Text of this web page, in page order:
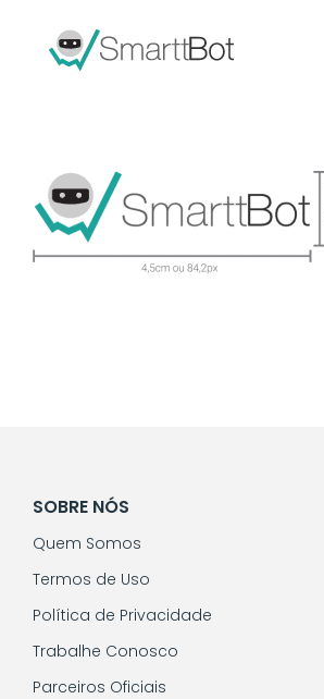
SOBRE NÓS
Quem Somos
Termos de Uso
Política de Privacidade
Trabalhe Conosco
Parceiros Oficiais